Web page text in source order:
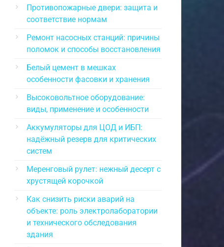
Противопожарные двери: защита и
соответствие нормам
Ремонт насосных станций: причины
поломок и способы восстановления
Белый цемент в мешках
особенности фасовки и хранения
Высоковольтное оборудование:
виды, применение и особенности
Аккумуляторы для ЦОД и ИБП:
надёжный резерв для критических
систем
Меренговый рулет: нежный десерт с
хрустящей корочкой
Как снизить риски аварий на
объекте: роль электролаборатории
и технического обследования
здания